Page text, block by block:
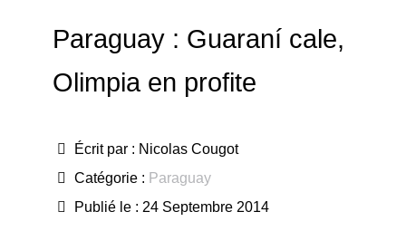
Paraguay : Guaraní cale,
Olimpia en profite
Écrit par : Nicolas Cougot
Catégorie : Paraguay
Publié le : 24 Septembre 2014